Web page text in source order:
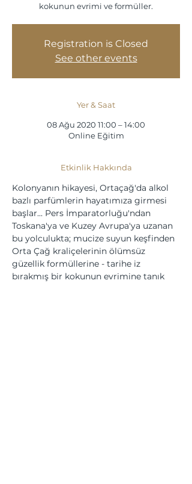
kokunun evrimi ve formüller.
Registration is Closed
See other events
Yer & Saat
08 Ağu 2020 11:00 – 14:00
Online Eğitim
Etkinlik Hakkında
Kolonyanın hikayesi, Ortaçağ'da alkol
bazlı parfümlerin hayatımıza girmesi
başlar... Pers İmparatorluğu'ndan
Toskana'ya ve Kuzey Avrupa'ya uzanan
bu yolculukta; mucize suyun keşfinden
Orta Çağ kraliçelerinin ölümsüz
güzellik formüllerine - tarihe iz
bırakmış bir kokunun evrimine tanık